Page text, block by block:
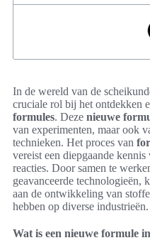
In de wereld van de
cruciale rol bij het ontdekken
formules. Deze nieuwe
van experimenten, maar ook
technieken. Het proces van
vereist een diepgaande
reacties. Door samen te
geavanceerde technologieën,
aan de ontwikkeling van
hebben op diverse industrieën.
Wat is een nieuwe formule